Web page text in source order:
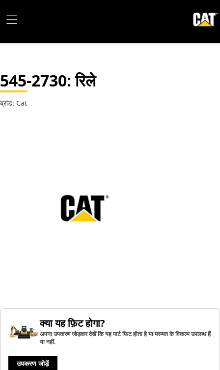
545-2730: रिले
ब्रांड: Cat
क्या यह फ़िट होगा?
अपना उपकरण जोड़कर देखें कि यह पार्ट फ़िट होता है या मरम्मत के विकल्प उपलब्ध हैं
या नहीं.
उपकरण जोड़ें